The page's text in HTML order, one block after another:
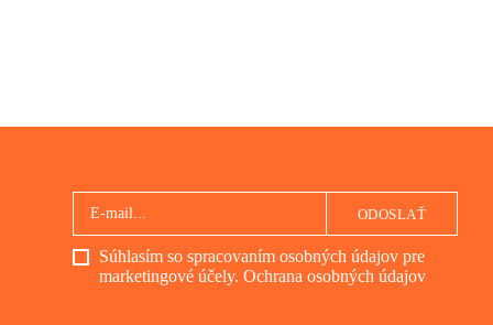
Súhlasím so spracovaním osobných údajov pre
marketingové účely. Ochrana osobných údajov
ODOSLAŤ